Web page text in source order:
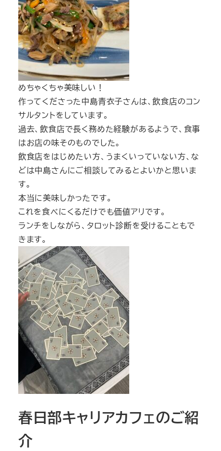
めちゃくちゃ美味しい！
作ってくださった中島青衣子さんは、飲食店のコン
サルタントをしています。
過去、飲食店で長く務めた経験があるようで、食事
はお店の味そのものでした。
飲食店をはじめたい方、うまくいっていない方、な
どは中島さんにご相談してみるとよいかと思いま
す。
本当に美味しかったです。
これを食べにくるだけでも価値アリです。
ランチをしながら、タロット診断を受けることもで
きます。
春日部キャリアカフェのご紹
介